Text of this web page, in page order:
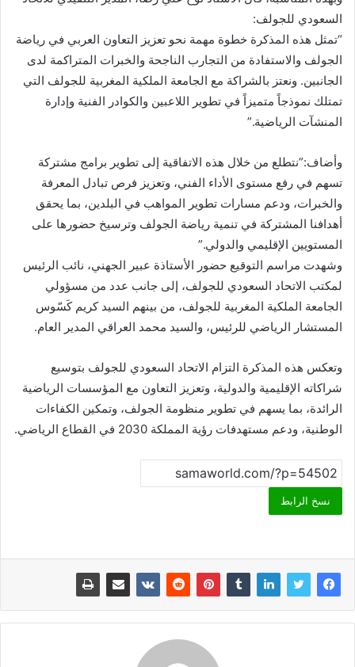
السعودي للجولف:
“تمثل هذه المذكرة خطوة مهمة نحو تعزيز التعاون العربي في رياضة
الجولف والاستفادة من التجارب الناجحة والخبرات المتراكمة لدى
الجانبين. ونعتز بالشراكة مع الجامعة الملكية المغربية للجولف التي
تمتلك نموذجاً متميزاً في تطوير اللاعبين والكوادر الفنية وإدارة
المنشآت الرياضية.”
وأضاف:”نتطلع من خلال هذه الاتفاقية إلى تطوير برامج مشتركة
تسهم في رفع مستوى الأداء الفني، وتعزيز فرص تبادل المعرفة
والخبرات، ودعم مسارات تطوير المواهب في البلدين، بما يحقق
أهدافنا المشتركة في تنمية رياضة الجولف وترسيخ حضورها على
المستويين الإقليمي والدولي.”
وشهدت مراسم التوقيع حضور الأستاذة عبير الجهني، نائب الرئيس
لمكتب الاتحاد السعودي للجولف، إلى جانب عدد من مسؤولي
الجامعة الملكية المغربية للجولف، من بينهم السيد كريم كَسّوس
المستشار الرياضي للرئيس، والسيد محمد العراقي المدير العام.
وتعكس هذه المذكرة التزام الاتحاد السعودي للجولف بتوسيع
شراكاته الإقليمية والدولية، وتعزيز التعاون مع المؤسسات الرياضية
الرائدة، بما يسهم في تطوير منظومة الجولف، وتمكين الكفاءات
الوطنية، ودعم مستهدفات رؤية المملكة 2030 في القطاع الرياضي.
نسخ الرابط